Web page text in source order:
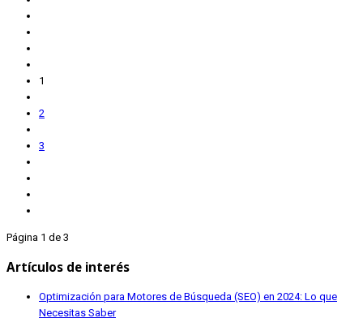
1
2
3
Página 1 de 3
Artículos de interés
Optimización para Motores de Búsqueda (SEO) en 2024: Lo que
Necesitas Saber